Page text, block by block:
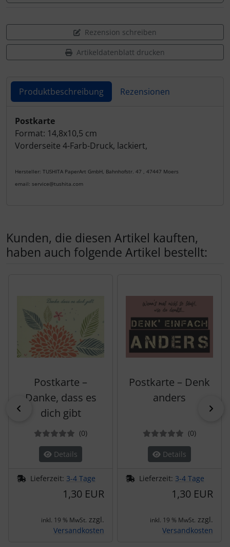
Rezension schreiben
Artikeldatenblatt drucken
Produktbeschreibung Rezensionen
Produktbeschreibung
Postkarte
Format: 14,8x10,5 cm
Vorderseite 4-Farb-Druck, lackiert,
Hersteller: TUSHITA PaperArt GmbH, Bahnhofstr. 47 , 47447 Moers
email: service@tushita.com
Kunden, die diesen Artikel kauften,
haben auch folgende Artikel bestellt:
zurück
Postkarte –
Danke, dass es
dich gibt
(0Bewertungen
)
Details
Lieferzeit: 3-4 Tage
1,30 EUR
inkl. 19 % MwSt. zzgl.
Versandkosten
Postkarte – Denk
anders
(0)
Details
Lieferzeit: 3-4 Tage
1,30 EUR
inkl. 19 % MwSt. zzgl.
Versandkosten